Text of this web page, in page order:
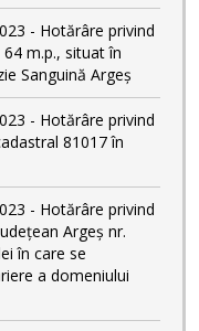
- Hotărâre privind
m.p., situat în
Sanguină Argeș
- Hotărâre privind
81017 în
- Hotărâre privind
Argeș nr.
în care se
a domeniului